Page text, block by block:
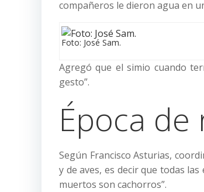
compañeros le dieron agua en
Foto: José Sam.
Agregó que el simio cuando
gesto”.
Época
Según Francisco Asturias,
y de aves, es decir que todas
muertos son cachorros”.